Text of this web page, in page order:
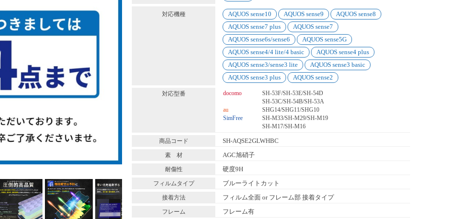
対応機種 AQUOS sense10 AQUOS sense9
AQUOS sense8
AQUOS sense7 plus
AQUOS sense7
AQUOS sense6s/sense6
AQUOS sense5G
AQUOS sense4/4 lite/4 basic
AQUOS sense4 plus
AQUOS sense3/sense3 lite
AQUOS sense3 basic
AQUOS sense3 plus
AQUOS sense2
対応型番 docomo
SH-53F/SH-53E/SH-54D
SH-53C/SH-54B/SH-53A
au
SHG14/SHG11/SHG10
SimFree
SH-M33/SH-M29/SH-M19
SH-M17/SH-M16
商品コード SH-AQSE2GLWHBC
素 材 AGC旭硝子
耐傷性 硬度9H
フィルムタイプ ブルーライトカット
接着方法 フィルム全面 or フレーム部 接着タイプ
フレーム フレーム有